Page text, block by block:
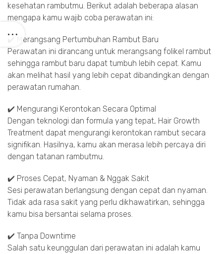
kesehatan rambutmu. Berikut adalah beberapa alasan
mengapa kamu wajib coba perawatan ini:
✔️ Merangsang Pertumbuhan Rambut Baru
Perawatan ini dirancang untuk merangsang folikel rambut
sehingga rambut baru dapat tumbuh lebih cepat. Kamu
akan melihat hasil yang lebih cepat dibandingkan dengan
perawatan rumahan.
✔️ Mengurangi Kerontokan Secara Optimal
Dengan teknologi dan formula yang tepat, Hair Growth
Treatment dapat mengurangi kerontokan rambut secara
signifikan. Hasilnya, kamu akan merasa lebih percaya diri
dengan tatanan rambutmu.
✔️ Proses Cepat, Nyaman & Nggak Sakit
Sesi perawatan berlangsung dengan cepat dan nyaman.
Tidak ada rasa sakit yang perlu dikhawatirkan, sehingga
kamu bisa bersantai selama proses.
✔️ Tanpa Downtime
Salah satu keunggulan dari perawatan ini adalah kamu